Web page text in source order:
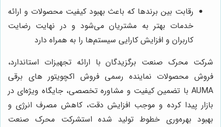
رقابت بین برندها که باعث بهبود کیفیت محصولات و ارائه
خدمات بهتر به مشتریان می‌شود و در نهایت رضایت
کاربران و افزایش کارایی سیستم‌ها را به همراه دارد
شرکت محرک صنعت برگزیدگان با ارائه تجهیزات استاندارد،
فروش محصولات نماینده رسمی فروش اکچویتور های برقی
AUMA با تضمین کیفیت و مشاوره تخصصی، جایگاه ویژه‌ای در
بازار پیدا کرده و موجب افزایش دقت، کاهش مصرف انرژی و
بهبود بهره‌وری خطوط تولید شده استشرکت محرک صنعت